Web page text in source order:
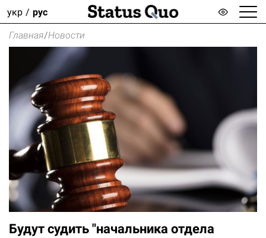
укр рус
Главная/Новости
Будут судить "начальника отдела